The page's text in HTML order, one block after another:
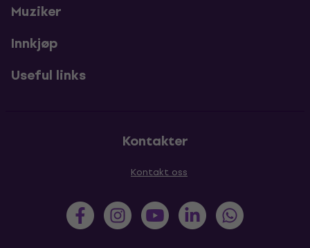
Muziker
Innkjøp
Useful links
Kontakter
Kontakt oss